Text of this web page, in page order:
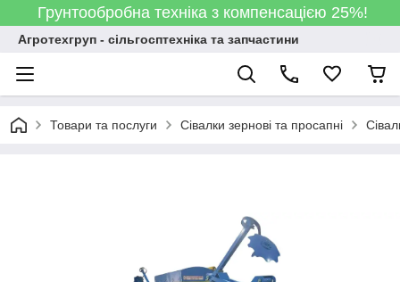
Грунтообробна техніка з компенсацією 25%!
Агротехгруп - сільгосптехніка та запчастини
Товари та послуги Сівалки зернові та просапні